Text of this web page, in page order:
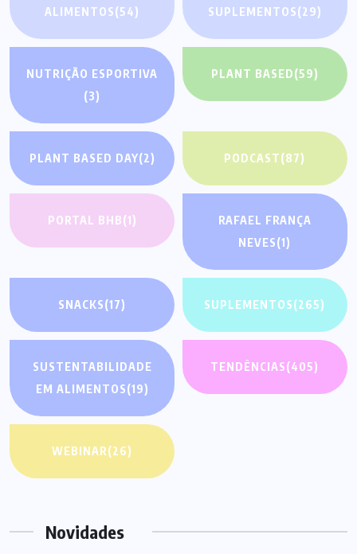
ALIMENTOS(54)
SUPLEMENTOS(29)
NUTRIÇÃO ESPORTIVA
(3)
PLANT BASED(59)
PLANT BASED DAY(2) PODCAST(87)
PORTAL BHB(1)
RAFAEL FRANÇA
NEVES(1)
SNACKS(17) SUPLEMENTOS(265)
SUSTENTABILIDADE
EM ALIMENTOS(19)
TENDÊNCIAS(405)
WEBINAR(26)
Novidades